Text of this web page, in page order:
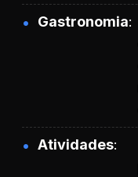
Gastronomia
Atividades